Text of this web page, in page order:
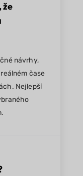
že
návrhy,
čase
Nejlepší